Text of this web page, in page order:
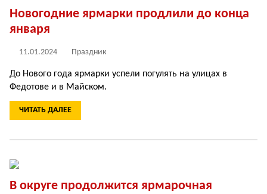
Новогодние ярмарки продлили до конца
января
11.01.2024 Праздник
До Нового года ярмарки успели погулять на улицах в
Федотове и в Майском.
ЧИТАТЬ ДАЛЕЕ
В округе продолжится ярмарочная